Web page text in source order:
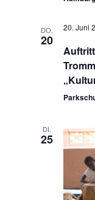
DO.
20
20. Juni
DI.
25